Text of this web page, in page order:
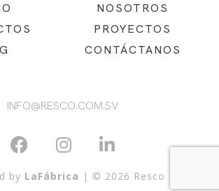
NOSOTROS
PROYECTOS
CONTÁCTANOS
INFO@RESCO.COM.SV
by LaFábrica | © 2026 Resco